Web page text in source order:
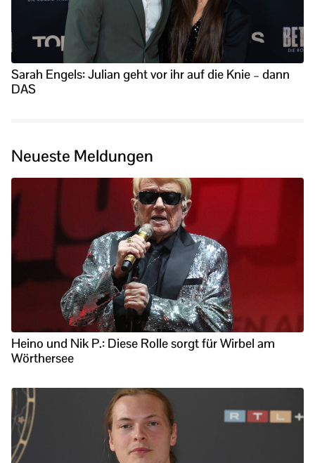
Sarah Engels: Julian geht vor ihr auf die Knie – dann
DAS
Neueste Meldungen
Heino und Nik P.: Diese Rolle sorgt für Wirbel am
Wörthersee